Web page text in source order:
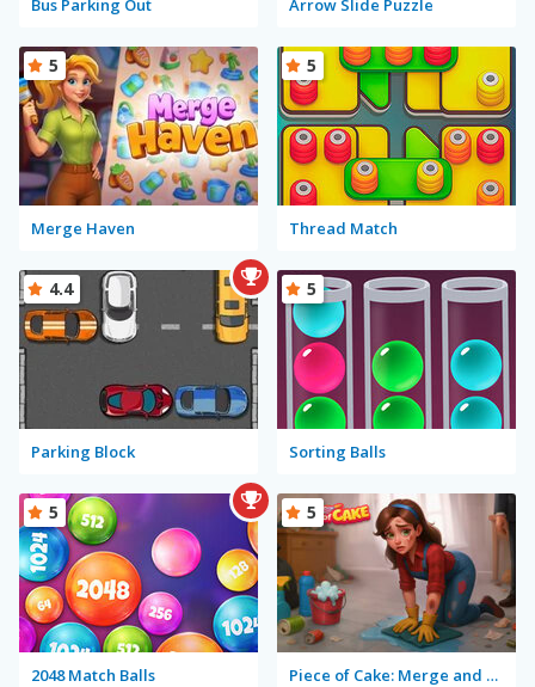
Bus Parking Out Arrow Slide Puzzle
Merge Haven
5
Thread Match
5
Parking Block
4.4
Sorting Balls
5
2048 Match Balls
5
Piece of Cake: Merge and Bake
5